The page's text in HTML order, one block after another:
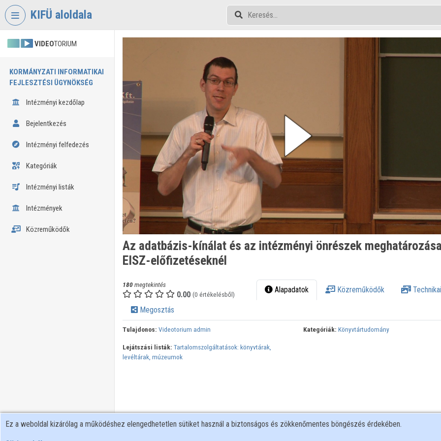
Fejléc kihagyása
KIFÜ aloldala
VIDEOTORIUM
KORMÁNYZATI INFORMATIKAI
FEJLESZTÉSI ÜGYNÖKSÉG
Intézményi kezdőlap
Bejelentkezés
Intézményi felfedezés
Kategóriák
Intézményi listák
Intézmények
Közreműködők
Az adatbázis-kínálat és az intézményi önrészek
EISZ-előfizetéseknél
180megtekintés
0.00 (0 értékelésből) Alapadatok Közreműködők
Megosztás
Tulajdonos: Videotorium admin Kategóriák: Könyvtártudomány
Lejátszási listák: Tartalomszolgáltatások: könyvtárak,
levéltárak, múzeumok
Ez a weboldal kizárólag a működéshez elengedhetetlen sütiket használ a biztonságos és zökkenőmentes böngészés érdekében.